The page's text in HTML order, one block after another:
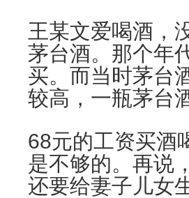
王某文爱喝酒，
茅台酒。那个年
买。而当时茅台
较高，一瓶茅台
68元的工资买酒
是不够的。再说
还要给妻子儿女